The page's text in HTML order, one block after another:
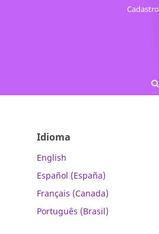
Cadastro
Idioma
English
Español (España)
Français (Canada)
Português (Brasil)